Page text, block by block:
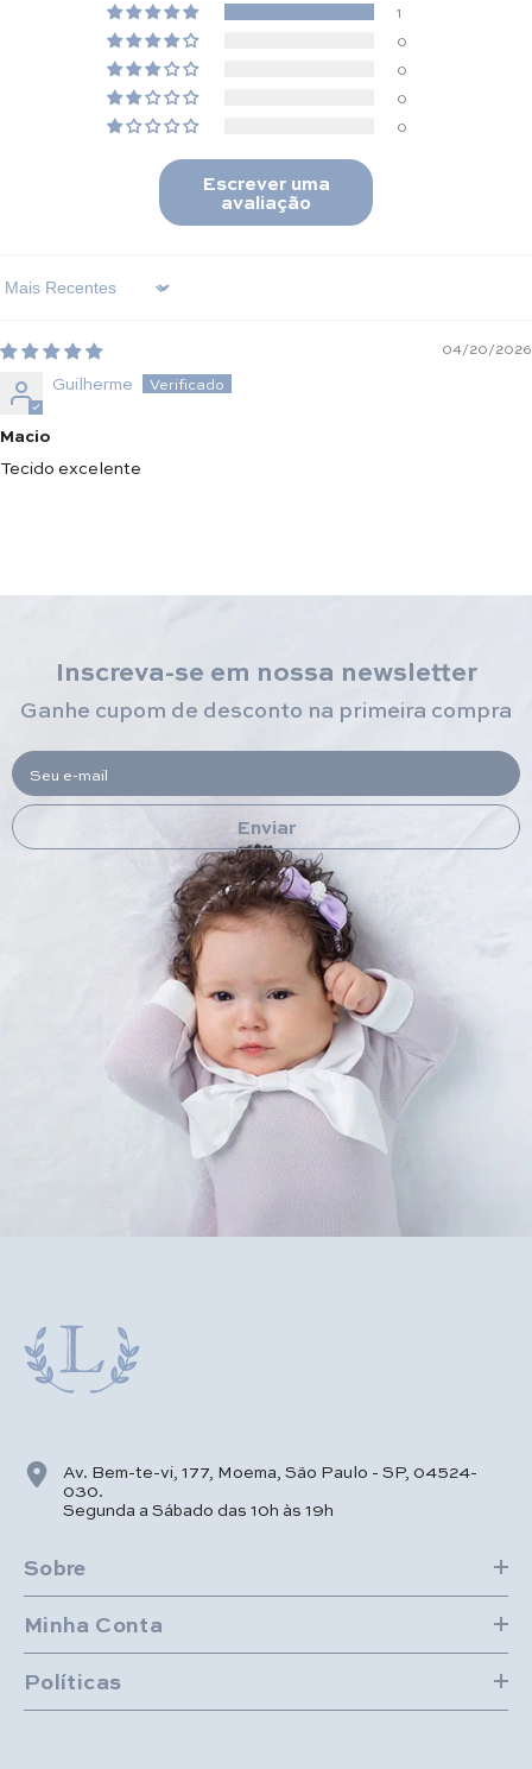
1
0
0
0
0
Escrever uma
avaliação
Sort By
04/20/2026
Guilherme
Macio
Tecido excelente
Inscreva-se em nossa newsletter
Ganhe cupom de desconto na primeira compra
Seu e-mail
Enviar
Av. Bem-te-vi, 177, Moema, São Paulo - SP, 04524-
030.
Segunda a Sábado das 10h às 19h
Sobre
Minha Conta
Políticas